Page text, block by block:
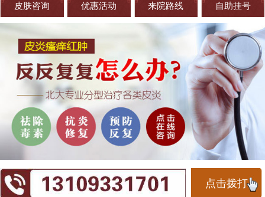
皮肤咨询 优惠活动 来院路线 自助挂号
点击拨打